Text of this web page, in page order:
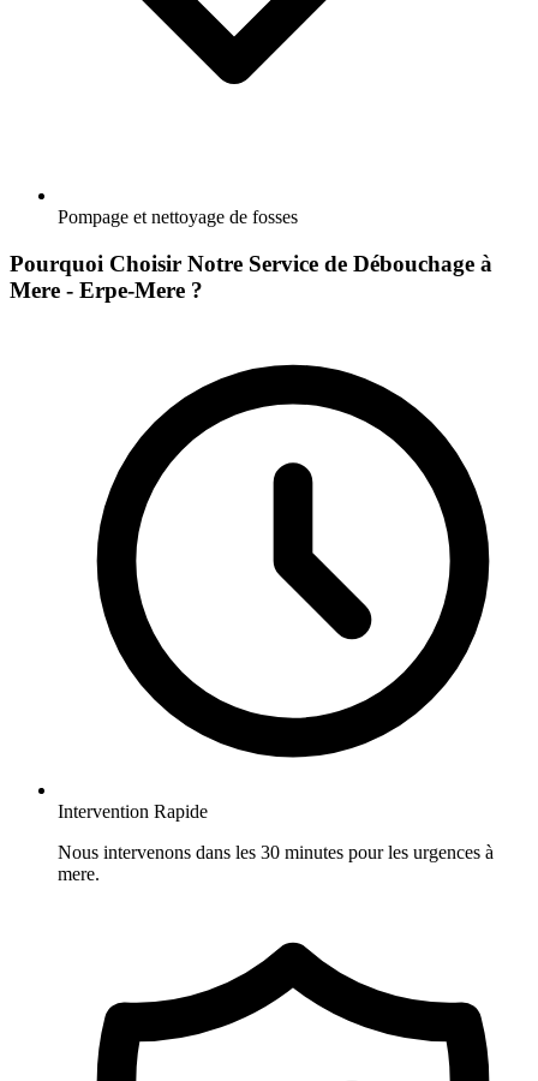
Pompage et nettoyage de fosses
Pourquoi Choisir Notre Service de Débouchage à
Mere - Erpe-Mere ?
Intervention Rapide
Nous intervenons dans les 30 minutes pour les urgences à
mere.